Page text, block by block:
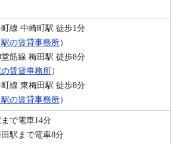
線 中崎町駅 徒歩1分
の賃貸事務所）
筋線 梅田駅 徒歩8分
賃貸事務所）
線 東梅田駅 徒歩8分
の賃貸事務所）
で電車14分
駅まで電車8分